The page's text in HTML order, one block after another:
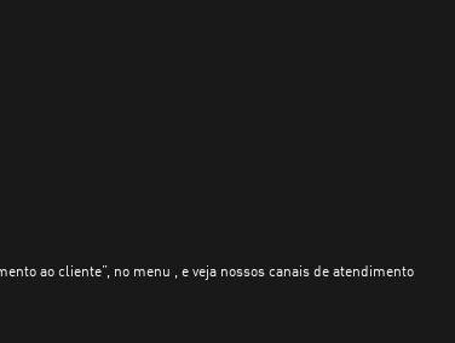
ao cliente”, no menu , e veja nossos canais de atendimento